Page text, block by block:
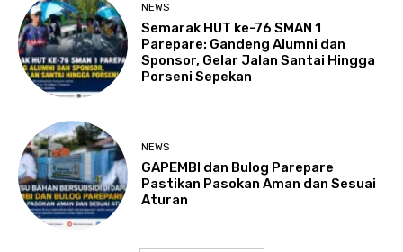
NEWS
Semarak HUT ke-76 SMAN 1
Parepare: Gandeng Alumni dan
Sponsor, Gelar Jalan Santai Hingga
Porseni Sepekan
NEWS
GAPEMBI dan Bulog Parepare
Pastikan Pasokan Aman dan Sesuai
Aturan